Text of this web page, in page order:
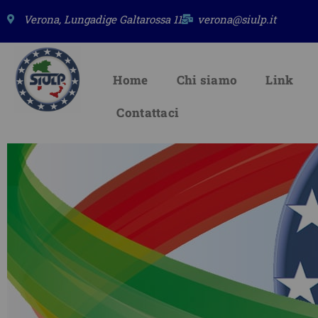
al
contenuto
Verona, Lungadige Galtarossa 11 verona@siulp.it
Home Chi siamo Link
Contattaci